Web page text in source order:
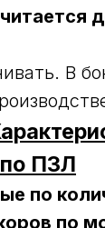
В
ПЗЛ
по
по